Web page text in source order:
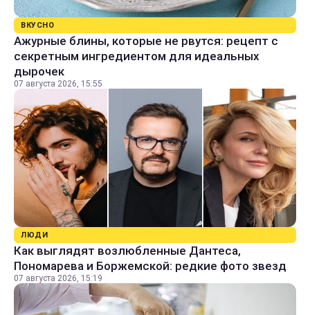
ВКУСНО
Ажурные блины, которые не рвутся: рецепт с
секретным ингредиентом для идеальных
дырочек
07 августа 2026, 15:55
ЛЮДИ
Как выглядят возлюбленные Дантеса,
Пономарева и Боржемской: редкие фото звезд
07 августа 2026, 15:19